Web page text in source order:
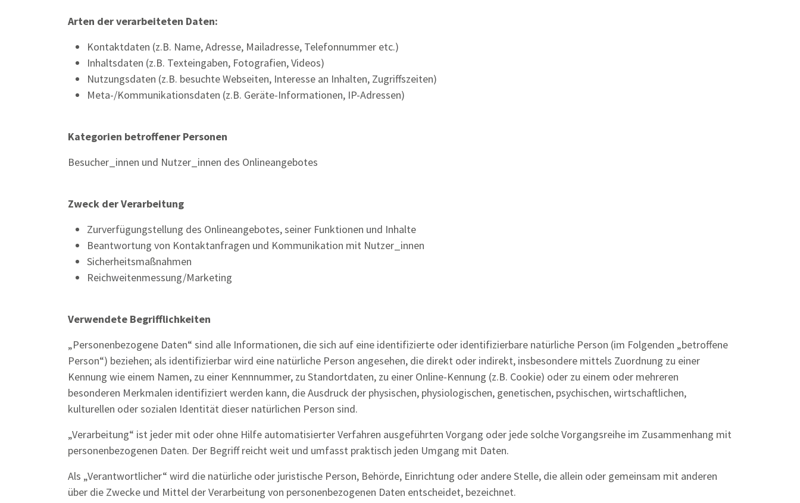
Arten der verarbeiteten Daten:
Kontaktdaten (z.B. Name, Adresse, Mailadresse, Telefonnummer etc.)
Inhaltsdaten (z.B. Texteingaben, Fotografien, Videos)
Nutzungsdaten (z.B. besuchte Webseiten, Interesse an Inhalten, Zugriffszeiten)
Meta-/Kommunikationsdaten (z.B. Geräte-Informationen, IP-Adressen)
Kategorien betroffener Personen
Besucher_innen und Nutzer_innen des Onlineangebotes
Zweck der Verarbeitung
Zurverfügungstellung des Onlineangebotes, seiner Funktionen und Inhalte
Beantwortung von Kontaktanfragen und Kommunikation mit Nutzer_innen
Sicherheitsmaßnahmen
Reichweitenmessung/Marketing
Verwendete Begrifflichkeiten
„Personenbezogene Daten“ sind alle Informationen, die sich auf eine identifizierte oder identifizierbare natürliche Person (im Folgenden „betroffene
Person“) beziehen; als identifizierbar wird eine natürliche Person angesehen, die direkt oder indirekt, insbesondere mittels Zuordnung zu einer
Kennung wie einem Namen, zu einer Kennnummer, zu Standortdaten, zu einer Online-Kennung (z.B. Cookie) oder zu einem oder mehreren
besonderen Merkmalen identifiziert werden kann, die Ausdruck der physischen, physiologischen, genetischen, psychischen, wirtschaftlichen,
kulturellen oder sozialen Identität dieser natürlichen Person sind.
„Verarbeitung“ ist jeder mit oder ohne Hilfe automatisierter Verfahren ausgeführten Vorgang oder jede solche Vorgangsreihe im Zusammenhang mit
personenbezogenen Daten. Der Begriff reicht weit und umfasst praktisch jeden Umgang mit Daten.
Als „Verantwortlicher“ wird die natürliche oder juristische Person, Behörde, Einrichtung oder andere Stelle, die allein oder gemeinsam mit anderen
über die Zwecke und Mittel der Verarbeitung von personenbezogenen Daten entscheidet, bezeichnet.